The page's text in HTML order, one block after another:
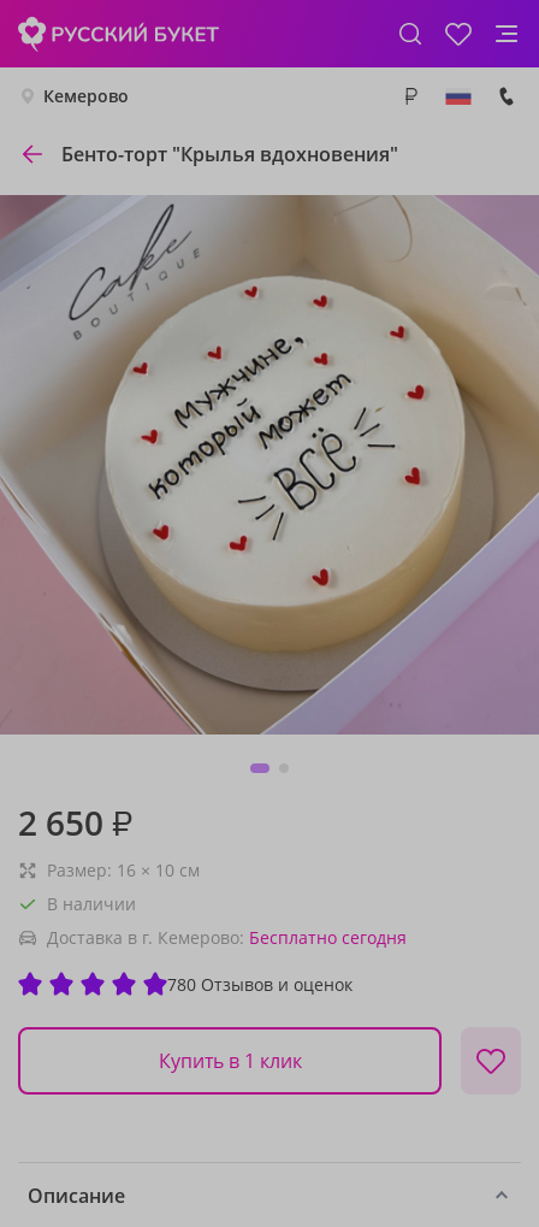
Кемерово
Бенто-торт "Крылья вдохновения"
2 650 ₽
Размер: 16 × 10 см
В наличии
Доставка в г. Кемерово: Бесплатно сегодня
780 Отзывов и оценок
Купить в 1 клик
Описание